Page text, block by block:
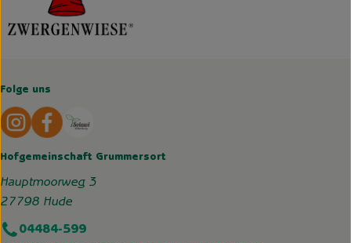
Folge uns
Externer Link zu https://www.instagram.com/
Hofgemeinschaft Grummersort
Hauptmoorweg 3
27798 Hude
04484-599